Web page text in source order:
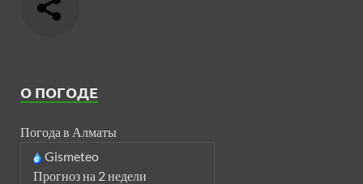
О ПОГОДЕ
Погода в Алматы
Gismeteo
Прогноз на 2 недели